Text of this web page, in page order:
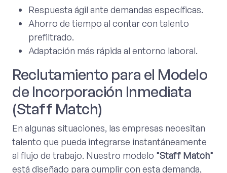
Respuesta ágil ante demandas específicas.
Ahorro de tiempo al contar con talento
prefiltrado.
Adaptación más rápida al entorno laboral.
Reclutamiento para el Modelo
de Incorporación Inmediata
(Staff Match)
En algunas situaciones, las empresas necesitan
talento que pueda integrarse instantáneamente
al flujo de trabajo. Nuestro modelo "Staff Match"
está diseñado para cumplir con esta demanda,